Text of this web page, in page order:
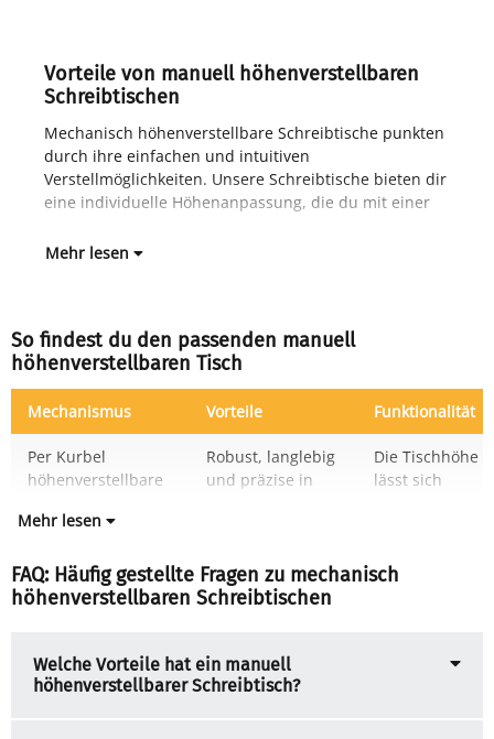
Vorteile von manuell höhenverstellbaren
Schreibtischen
Mechanisch höhenverstellbare Schreibtische punkten
durch ihre einfachen und intuitiven
Verstellmöglichkeiten. Unsere Schreibtische bieten dir
eine individuelle Höhenanpassung, die du mit einer
Kurbel, manueller Arretierung oder einem
Mehr lesen
So findest du den passenden manuell
höhenverstellbaren Tisch
Mechanismus Vorteile Funktionalität
Per Kurbel
höhenverstellbare
Robust, langlebig
und präzise in
Die Tischhöhe
lässt sich
Mehr lesen
FAQ: Häufig gestellte Fragen zu mechanisch
höhenverstellbaren Schreibtischen
Welche Vorteile hat ein manuell
höhenverstellbarer Schreibtisch?